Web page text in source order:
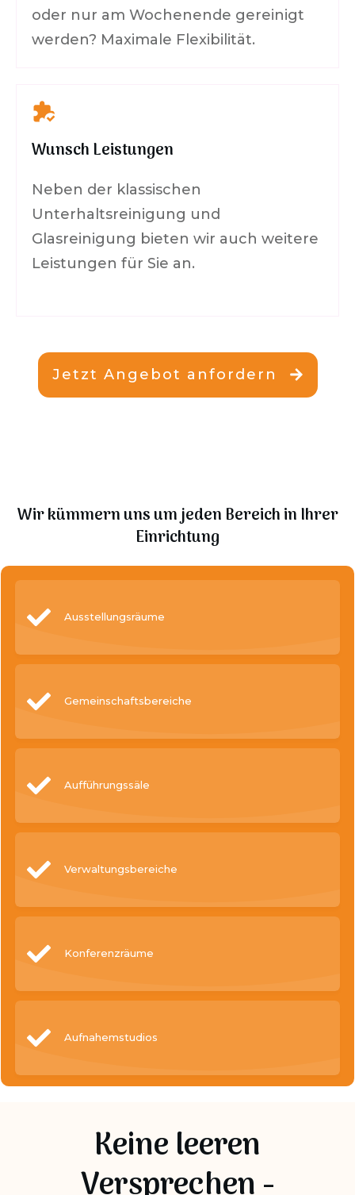
oder nur am Wochenende gereinigt
werden? Maximale Flexibilität.
Wunsch Leistungen
Neben der klassischen
Unterhaltsreinigung und
Glasreinigung bieten wir auch weitere
Leistungen für Sie an.
Jetzt Angebot anfordern
Wir kümmern uns um jeden Bereich in Ihrer
Einrichtung
Ausstellungsräume
Gemeinschaftsbereiche
Aufführungssäle
Verwaltungsbereiche
Konferenzräume
Aufnahemstudios
Keine leeren